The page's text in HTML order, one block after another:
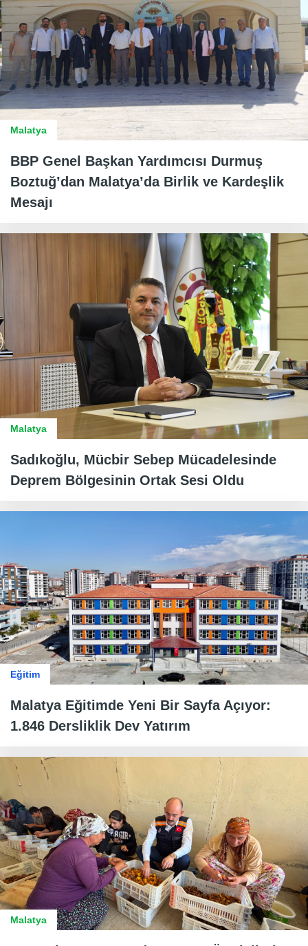
Malatya
BBP Genel Başkan Yardımcısı Durmuş
Boztuğ’dan Malatya’da Birlik ve Kardeşlik
Mesajı
Malatya
Sadıkoğlu, Mücbir Sebep Mücadelesinde
Deprem Bölgesinin Ortak Sesi Oldu
Eğitim
Malatya Eğitimde Yeni Bir Sayfa Açıyor:
1.846 Dersliklik Dev Yatırım
Malatya